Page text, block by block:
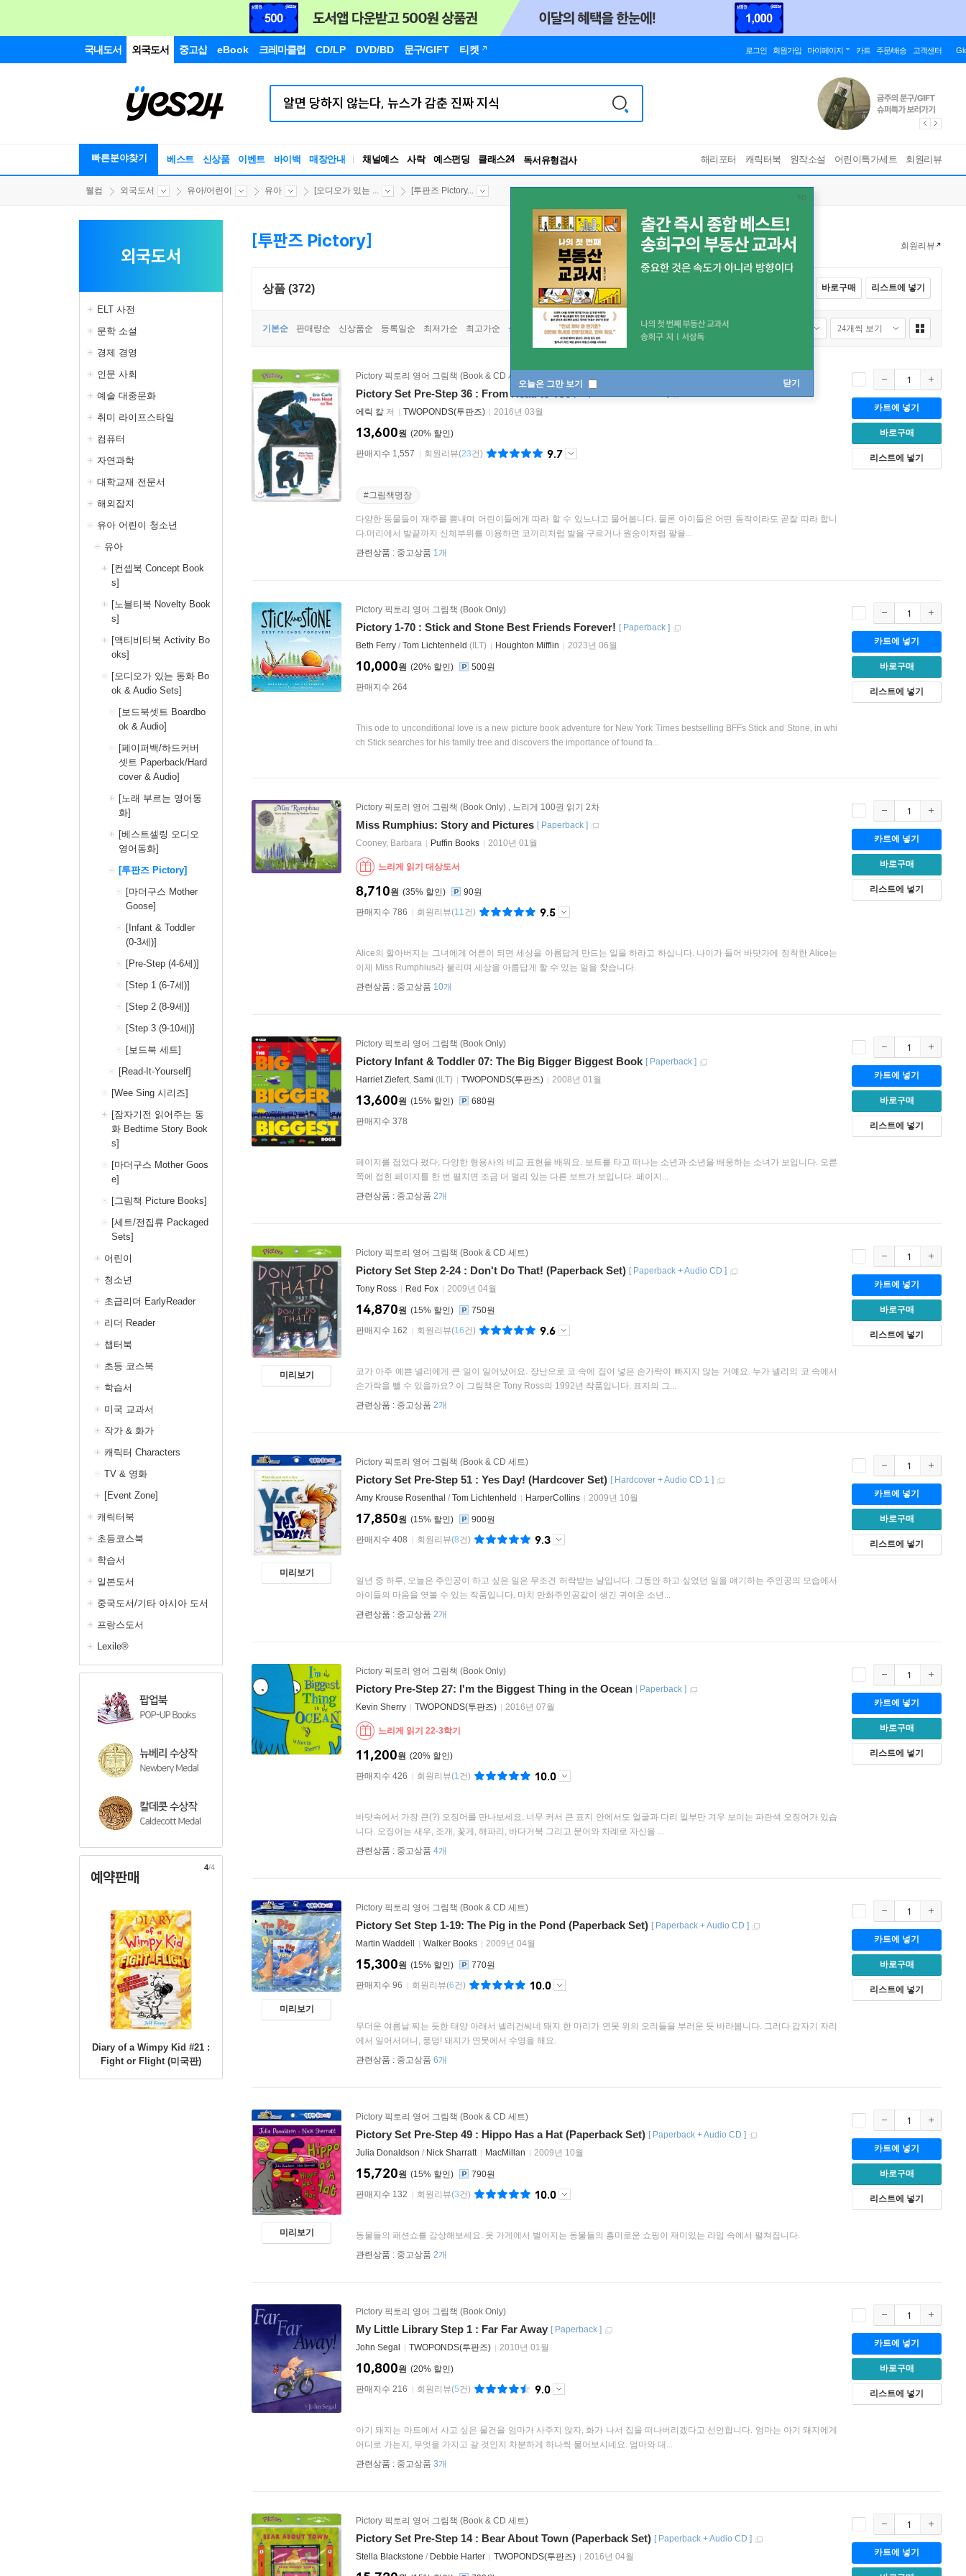
국내도서 외국도서 중고샵 eBook 크레마클럽 CD/LP DVD/BD 문구/GIFT 티켓 로그인 회원가입 마이페이지 카트 주문/배송 고객센터
빠른분야찾기 베스트 신상품 이벤트 바이백 매장안내 채널예스 사락 예스펀딩 클래스24
독서유형검사
해리포터 캐릭터북 원작소설 어린이특가세트 회원리뷰
오늘은 그만 보기 닫기
웰컴 외국도서 유아/어린이 유아 [오디오가 있는 ... [투판즈 Pictory...
외국도서
ELT 사전
문학 소설
경제 경영
인문 사회
예술 대중문화
취미 라이프스타일
컴퓨터
자연과학
대학교재 전문서
해외잡지
유아 어린이 청소년
유아
[컨셉북 Concept Book
s]
[노블티북 Novelty Book
s]
[액티비티북 Activity Bo
oks]
[오디오가 있는 동화 Bo
ok & Audio Sets]
[보드북셋트 Boardbo
ok & Audio]
[페이퍼백/하드커버
셋트 Paperback/Hard
cover & Audio]
[노래 부르는 영어동
화]
[베스트셀링 오디오
영어동화]
[투판즈 Pictory]
[마더구스 Mother
Goose]
[Infant & Toddler
(0-3세)]
[Pre-Step (4-6세)]
[Step 1 (6-7세)]
[Step 2 (8-9세)]
[Step 3 (9-10세)]
[보드북 세트]
[Read-It-Yourself]
[Wee Sing 시리즈]
[잠자기전 읽어주는 동
화 Bedtime Story Book
s]
[마더구스 Mother Goos
e]
[그림책 Picture Books]
[세트/전집류 Packaged
Sets]
어린이
청소년
초급리더 EarlyReader
리더 Reader
챕터북
초등 코스북
학습서
미국 교과서
작가 & 화가
캐릭터 Characters
TV & 영화
[Event Zone]
캐릭터북
초등코스북
학습서
일본도서
중국도서/기타 아시아 도서
프랑스도서
Lexile®
예약판매
Diary of a Wimpy Kid #21 :
Fight or Flight (미국판)
4/4
[투판즈 Pictory] 회원리뷰
상품 (372) 바로구매 리스트에 넣기
기본순 판매량순 신상품순 등록일순 최저가순 최고가순 상품명순
Pictory 픽토리 영어 그림책 (Book & CD 세트)
Pictory Set Pre-Step 36 : From Head to Toe [Paperback+ Audio CD]
에릭 칼 저 TWOPONDS(투판즈) 2016년 03월
20%
13,600원
판매지수 1,557
회원리뷰(23건) 9.7
#그림책명장
다양한 동물들이 재주를 뽐내며 어린이들에게 따라 할 수 있느냐고 물어봅니다. 물론 아이들은 어떤 동작이라도 곧잘 따라 합니
다.머리에서 발끝까지 신체부위를 이용하면 코끼리처럼 발을 구르거나 원숭이처럼 팔을...
관련상품 : 중고상품 1개
카트에 넣기
바로구매
리스트에 넣기
Pictory 픽토리 영어 그림책 (Book Only)
Pictory 1-70 : Stick and Stone Best Friends Forever! [ Paperback ]
Beth Ferry / Tom Lichtenheld (ILT) Houghton Mifflin 2023년 06월
20%
10,000원
500원
판매지수 264
This ode to unconditional love is a new picture book adventure for New York Times bestselling BFFs Stick and Stone, in whi
ch Stick searches for his family tree and discovers the importance of found fa...
카트에 넣기
바로구매
리스트에 넣기
Pictory 픽토리 영어 그림책 (Book Only) , 느리게 100권 읽기 2차
Miss Rumphius: Story and Pictures [ Paperback ]
Cooney, Barbara
Puffin Books 2010년 01월
느리게 읽기 대상도서
35%
8,710원
90원
판매지수 786
회원리뷰(11건) 9.5
Alice의 할아버지는 그녀에게 어른이 되면 세상을 아름답게 만드는 일을 하라고 하십니다. 나이가 들어 바닷가에 정착한 Alice는
이제 Miss Rumphius라 불리며 세상을 아름답게 할 수 있는 일을 찾습니다.
관련상품 : 중고상품 10개
카트에 넣기
바로구매
리스트에 넣기
Pictory 픽토리 영어 그림책 (Book Only)
Pictory Infant & Toddler 07: The Big Bigger Biggest Book [ Paperback ]
Harriet Ziefert, Sami (ILT) TWOPONDS(투판즈) 2008년 01월
15%
13,600원
680원
판매지수 378
페이지를 접었다 폈다, 다양한 형용사의 비교 표현을 배워요. 보트를 타고 떠나는 소년과 소년을 배웅하는 소녀가 보입니다. 오른
쪽에 접힌 페이지를 한 번 펼치면 조금 더 멀리 있는 다른 보트가 보입니다. 페이지...
관련상품 : 중고상품 2개
카트에 넣기
바로구매
리스트에 넣기
미리보기
Pictory 픽토리 영어 그림책 (Book & CD 세트)
Pictory Set Step 2-24 : Don't Do That! (Paperback Set) [ Paperback + Audio CD ]
Tony Ross
Red Fox 2009년 04월
15%
14,870원
750원
판매지수 162
회원리뷰(16건) 9.6
코가 아주 예쁜 넬리에게 큰 일이 일어났어요. 장난으로 코 속에 집어 넣은 손가락이 빠지지 않는 거예요. 누가 넬리의 코 속에서
손가락을 뺄 수 있을까요? 이 그림책은 Tony Ross의 1992년 작품입니다. 표지의 그...
관련상품 : 중고상품 2개
카트에 넣기
바로구매
리스트에 넣기
미리보기
Pictory 픽토리 영어 그림책 (Book & CD 세트)
Pictory Set Pre-Step 51 : Yes Day! (Hardcover Set) [ Hardcover + Audio CD 1 ]
Amy Krouse Rosenthal / Tom Lichtenheld HarperCollins 2009년 10월
15%
17,850원
900원
판매지수 408
회원리뷰(8건) 9.3
일년 중 하루, 오늘은 주인공이 하고 싶은 일은 무조건 허락받는 날입니다. 그동안 하고 싶었던 일을 얘기하는 주인공의 모습에서
아이들의 마음을 엿볼 수 있는 작품입니다. 마치 만화주인공같이 생긴 귀여운 소년...
관련상품 : 중고상품 2개
카트에 넣기
바로구매
리스트에 넣기
Pictory 픽토리 영어 그림책 (Book Only)
Pictory Pre-Step 27: I'm the Biggest Thing in the Ocean [ Paperback ]
Kevin Sherry
TWOPONDS(투판즈) 2016년 07월
느리게 읽기 22-3학기
20%
11,200원
판매지수 426
회원리뷰(1건) 10.0
바닷속에서 가장 큰(?) 오징어를 만나보세요. 너무 커서 큰 표지 안에서도 얼굴과 다리 일부만 겨우 보이는 파란색 오징어가 있습
니다. 오징어는 새우, 조개, 꽃게, 해파리, 바다거북 그리고 문어와 차례로 자신을 ...
관련상품 : 중고상품 4개
카트에 넣기
바로구매
리스트에 넣기
미리보기
Pictory 픽토리 영어 그림책 (Book & CD 세트)
Pictory Set Step 1-19: The Pig in the Pond (Paperback Set) [ Paperback + Audio CD ]
Martin Waddell
Walker Books 2009년 04월
15%
15,300원
770원
판매지수 96
회원리뷰(6건) 10.0
무더운 여름날 찌는 듯한 태양 아래서 넬리건씨네 돼지 한 마리가 연못 위의 오리들을 부러운 듯 바라봅니다. 그러다 갑자기 자리
에서 일어서더니, 풍덩! 돼지가 연못에서 수영을 해요.
관련상품 : 중고상품 6개
카트에 넣기
바로구매
리스트에 넣기
미리보기
Pictory 픽토리 영어 그림책 (Book & CD 세트)
Pictory Set Pre-Step 49 : Hippo Has a Hat (Paperback Set) [ Paperback + Audio CD ]
Julia Donaldson / Nick Sharratt MacMillan 2009년 10월
15%
15,720원
790원
판매지수 132
회원리뷰(3건) 10.0
동물들의 패션쇼를 감상해보세요. 옷 가게에서 벌어지는 동물들의 흥미로운 쇼핑이 재미있는 라임 속에서 펼쳐집니다.
관련상품 : 중고상품 2개
카트에 넣기
바로구매
리스트에 넣기
Pictory 픽토리 영어 그림책 (Book Only)
My Little Library Step 1 : Far Far Away [ Paperback ]
John Segal
TWOPONDS(투판즈) 2010년 01월
20%
10,800원
판매지수 216
회원리뷰(5건) 9.0
아기 돼지는 마트에서 사고 싶은 물건을 엄마가 사주지 않자, 화가 나서 집을 떠나버리겠다고 선언합니다. 엄마는 아기 돼지에게
어디로 가는지, 무엇을 가지고 갈 것인지 차분하게 하나씩 물어보시네요. 엄마와 대...
관련상품 : 중고상품 3개
카트에 넣기
바로구매
리스트에 넣기
Pictory 픽토리 영어 그림책 (Book & CD 세트)
Pictory Set Pre-Step 14 : Bear About Town (Paperback Set) [ Paperback + Audio CD ]
Stella Blackstone / Debbie Harter TWOPONDS(투판즈) 2016년 04월 카트에 넣기